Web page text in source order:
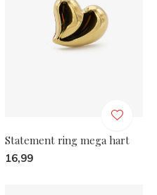
Statement ring mega hart
16,99